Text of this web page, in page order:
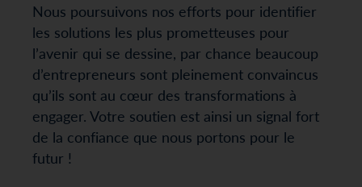
Nous poursuivons nos efforts pour identifier
les solutions les plus prometteuses pour
l’avenir qui se dessine, par chance beaucoup
d’entrepreneurs sont pleinement convaincus
qu’ils sont au cœur des transformations à
engager. Votre soutien est ainsi un signal fort
de la confiance que nous portons pour le
futur !